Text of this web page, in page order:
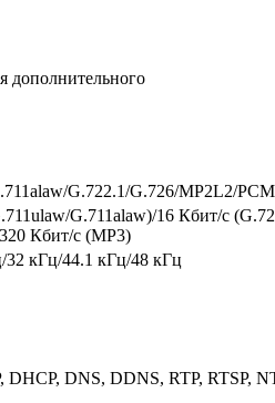
дополнительного
G.722.1/G.726/MP2L2/
G.711alaw)/16 Кбит/с
Кбит/с (MP3)
кГц/44.1 кГц/48 кГц
DNS, DDNS, RTP, RTSP,